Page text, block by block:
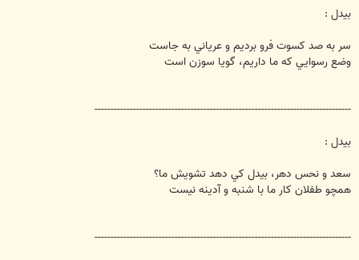
ت
بيدل :
سر به صد كسوت فرو برديم و عرياني به جاست
وضع رسوايي كه ما داريم، گويا سوزن است
--------------------------------------------------------------------------------
بيدل :
سعد و نحس دهر، بيدل كي دهد تشويش ما؟
همچو طفلان كار ما با شنبه و آدينه نيست
--------------------------------------------------------------------------------